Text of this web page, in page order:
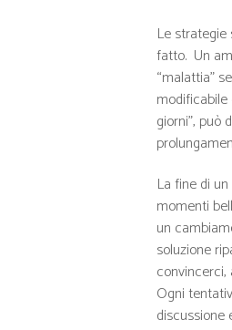
Le strategie
fatto. Un
“malattia”
giorni”, può
La fine di
momenti
un
soluzione
convincerci,
Ogni
discussione